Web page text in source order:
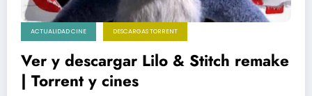
ACTUALIDAD CINE DESCARGAS TORRENT
Ver y descargar Lilo & Stitch remake
| Torrent y cines